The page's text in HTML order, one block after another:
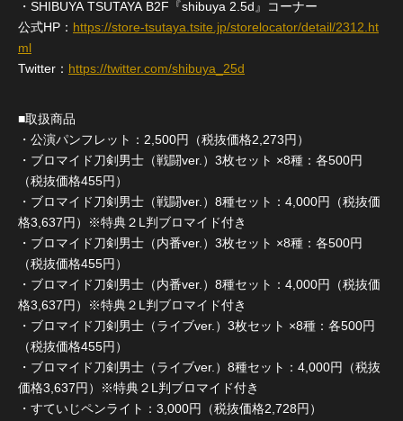
・SHIBUYA TSUTAYA B2F『shibuya 2.5d』コーナー
公式HP： https://store-tsutaya.tsite.jp/storelocator/detail/2312.ht
ml
Twitter： https://twitter.com/shibuya_25d
■取扱商品
・公演パンフレット：2,500円（税抜価格2,273円）
・ブロマイド刀剣男士（戦闘ver.）3枚セット ×8種：各500円
（税抜価格455円）
・ブロマイド刀剣男士（戦闘ver.）8種セット：4,000円（税抜価
格3,637円）※特典２L判ブロマイド付き
・ブロマイド刀剣男士（内番ver.）3枚セット ×8種：各500円
（税抜価格455円）
・ブロマイド刀剣男士（内番ver.）8種セット：4,000円（税抜価
格3,637円）※特典２L判ブロマイド付き
・ブロマイド刀剣男士（ライブver.）3枚セット ×8種：各500円
（税抜価格455円）
・ブロマイド刀剣男士（ライブver.）8種セット：4,000円（税抜
価格3,637円）※特典２L判ブロマイド付き
・すていじペンライト：3,000円（税抜価格2,728円）